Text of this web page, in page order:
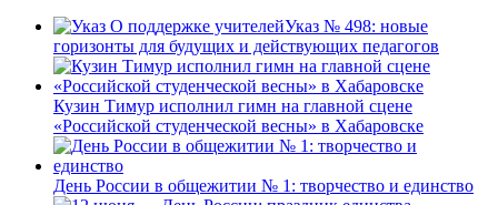
Указ № 498: новые
горизонты для будущих и действующих педагогов
Кузин Тимур исполнил гимн на главной сцене
«Российской студенческой весны» в Хабаровске
День России в общежитии № 1: творчество и единство